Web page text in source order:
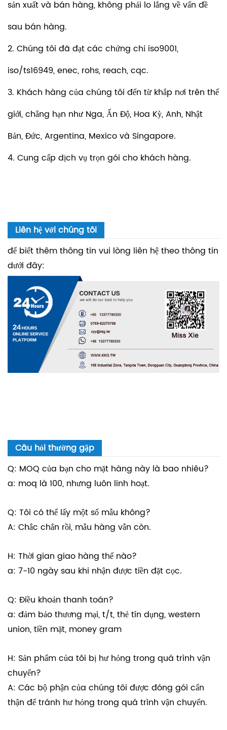
sản xuất và bán hàng, không phải lo lắng về vấn đề
sau bán hàng.
2. Chúng tôi đã đạt các chứng chỉ iso9001,
iso/ts16949, enec, rohs, reach, cqc.
3. Khách hàng của chúng tôi đến từ khắp nơi trên thế
giới, chẳng hạn như Nga, Ấn Độ, Hoa Kỳ, Anh, Nhật
Bản, Đức, Argentina, Mexico và Singapore.
4. Cung cấp dịch vụ trọn gói cho khách hàng.
Liên hệ với chúng tôi
để biết thêm thông tin vui lòng liên hệ theo thông tin
dưới đây:
Câu hỏi thường gặp
Q: MOQ của bạn cho mặt hàng này là bao nhiêu?
a: moq là 100, nhưng luôn linh hoạt.
Q: Tôi có thể lấy một số mẫu không?
A: Chắc chắn rồi, mẫu hàng vẫn còn.
H: Thời gian giao hàng thế nào?
a: 7-10 ngày sau khi nhận được tiền đặt cọc.
Q: Điều khoản thanh toán?
a: đảm bảo thương mại, t/t, thẻ tín dụng, western
union, tiền mặt, money gram
H: Sản phẩm của tôi bị hư hỏng trong quá trình vận
chuyển?
A: Các bộ phận của chúng tôi được đóng gói cẩn
thận để tránh hư hỏng trong quá trình vận chuyển.